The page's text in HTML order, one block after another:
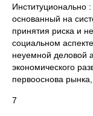
Институционально
основанный на
принятия риска и
социальном
неуемной деловой
экономического
первооснова
7